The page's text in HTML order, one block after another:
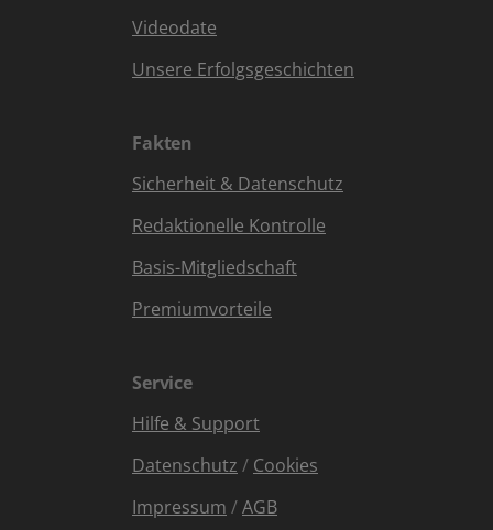
Videodate
Unsere Erfolgsgeschichten
Fakten
Sicherheit & Datenschutz
Redaktionelle Kontrolle
Basis-Mitgliedschaft
Premiumvorteile
Service
Hilfe & Support
Datenschutz / Cookies
Impressum /AGB